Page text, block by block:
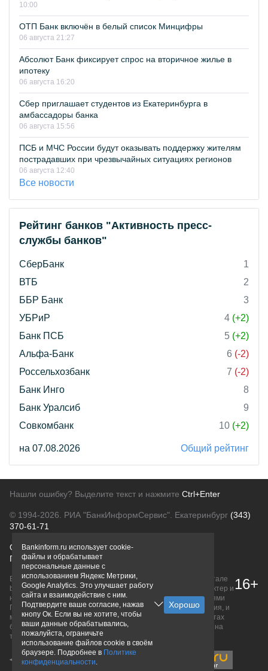
10:00
ОТП Банк включён в белый список Минцифры
06 августа 21:27
Абсолют Банк фиксирует спрос на вторичное жилье в
ипотеку
06 августа 16:20
Сбер приглашает студентов из Екатеринбурга в
амбассадоры банка
06 августа 15:56
ПСБ и МЧС России будут оказывать поддержку жителям
пострадавших при чрезвычайных ситуациях регионов
06 августа 12:40
Все новости
Рейтинг банков "Активность пресс-
службы банков"
СберБанк
1
ВТБ
2
ББР Банк
3
УБРиР
4 (+2)
Банк ПСБ
5 (+2)
Альфа-Банк
6 (-2)
Россельхозбанк
7 (-2)
Банк Инго
8
Банк Уралсиб
9
Совкомбанк
10 (+2)
на 07.08.2026 Общий рейтинг
Нашли ошибку? Выделите текст и нажмите Ctrl+Enter
© 1994-2026. РИА "БанкИнформСервис". Екатеринбург (343)
370-61-71
О проектеПолитика конфиденциальности
Правовая информацияДля рекламодателей
Вся информация о продуктах банков, размещенная на портале
bankinform.ru, носит исключительно ознакомительный характер и
не является публичной офертой, определяемой положениями
ГК РФ. Информация не содержит точного и полного описания, и
может быть изменена. Конечные условия уточняйте на сайтах
банков или при личном обращении. Исключительное право на
товарные знаки принадлежит их правообладателям.
16+
Bankinform.ru использует cookie-
файлы и обрабатывает
персональные данные с
использованием Яндекс Метрики,
Google Analytics. Это улучшает работу
сайта и взаимодействие с ним.
Подтвердите ваше согласие, нажав
кнопу Ок. Если вы не хотите, чтобы
ваши данные обрабатывались,
пожалуйста, ограничьте
использование файлов cookie в своём
браузере. Подробнее в Политике
конфиденциальности.